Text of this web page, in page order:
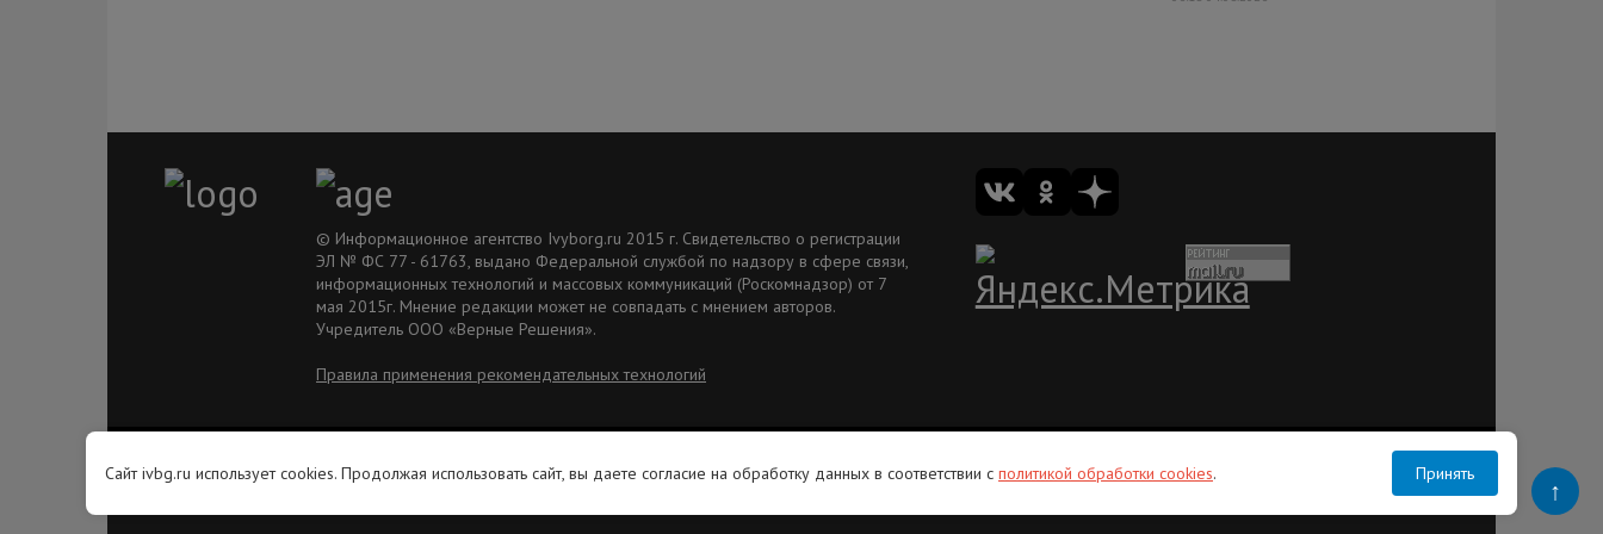
© Информационное агентство Ivyborg.ru 2015 г. Свидетельство о регистрации
ЭЛ № ФС 77 - 61763, выдано Федеральной службой по надзору в сфере связи,
информационных технологий и массовых коммуникаций (Роскомнадзор) от 7
мая 2015г. Мнение редакции может не совпадать с мнением авторов.
Учредитель ООО «Верные Решения».
Правила применения рекомендательных технологий
Перечень иностранных и международных неправительственных организаций,
В России признаны экстремистскими и запрещены организации:
Организации, СМИ и физические лица, признанные в России иностранными
Сайт ivbg.ru использует cookies. Продолжая использовать сайт, вы даете согласие на обработку данных в соответствии с политикой обработки cookies. Принять
↑